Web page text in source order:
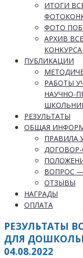
ИТОГИ
ФОТО
АРХИВ
ПУБЛИКАЦИИ
РАБОТЫ
НАУЧНО-
РЕЗУЛЬТАТЫ
ОБЩАЯ
ПРАВИЛА
ВОПРОС
ОТЗЫВЫ
НАГРАДЫ
ОПЛАТА
РЕЗУЛЬТАТЫ
ДЛЯ
04.08.2022